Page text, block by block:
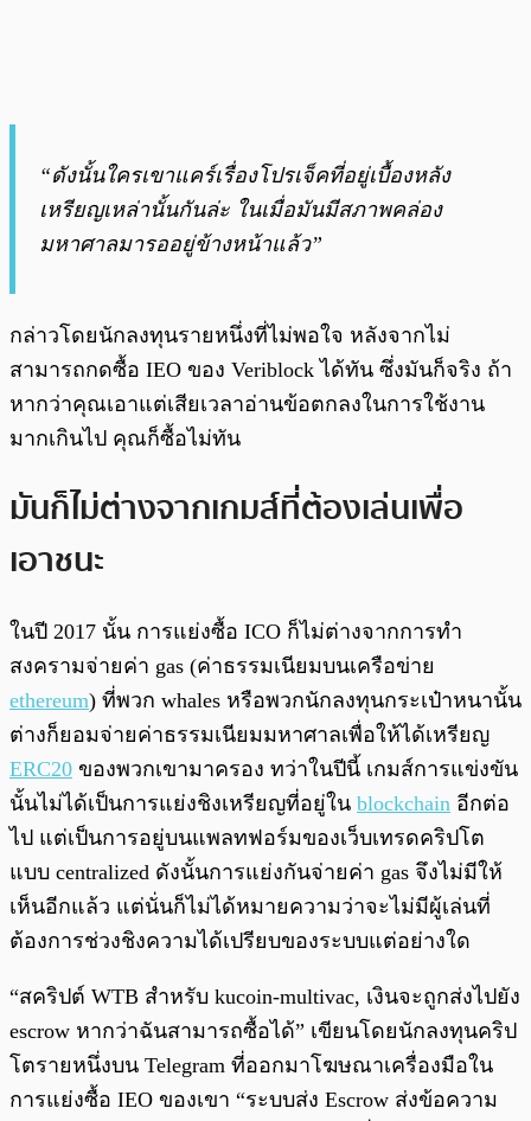
“ดังนั้นใครเขาแคร์เรื่องโปรเจ็คที่อยู่เบื้องหลัง
เหรียญเหล่านั้นกันล่ะ ในเมื่อมันมีสภาพคล่อง
มหาศาลมารออยู่ข้างหน้าแล้ว”
กล่าวโดยนักลงทุนรายหนึ่งที่ไม่พอใจ หลังจากไม่
สามารถกดซื้อ IEO ของ Veriblock ได้ทัน ซึ่งมันก็จริง ถ้า
หากว่าคุณเอาแต่เสียเวลาอ่านข้อตกลงในการใช้งาน
มากเกินไป คุณก็ซื้อไม่ทัน
มันก็ไม่ต่างจากเกมส์ที่ต้องเล่นเพื่อ
เอาชนะ
ในปี 2017 นั้น การแย่งซื้อ ICO ก็ไม่ต่างจากการทำ
สงครามจ่ายค่า gas (ค่าธรรมเนียมบนเครือข่าย
ethereum) ที่พวก whales หรือพวกนักลงทุนกระเป๋าหนานั้น
ต่างก็ยอมจ่ายค่าธรรมเนียมมหาศาลเพื่อให้ได้เหรียญ
ERC20 ของพวกเขามาครอง ทว่าในปีนี้ เกมส์การแข่งขัน
นั้นไม่ได้เป็นการแย่งชิงเหรียญที่อยู่ใน blockchain อีกต่อ
ไป แต่เป็นการอยู่บนแพลทฟอร์มของเว็บเทรดคริปโต
แบบ centralized ดังนั้นการแย่งกันจ่ายค่า gas จึงไม่มีให้
เห็นอีกแล้ว แต่นั่นก็ไม่ได้หมายความว่าจะไม่มีผู้เล่นที่
ต้องการช่วงชิงความได้เปรียบของระบบแต่อย่างใด
“สคริปต์ WTB สำหรับ kucoin-multivac, เงินจะถูกส่งไปยัง
escrow หากว่าฉันสามารถซื้อได้” เขียนโดยนักลงทุนคริป
โตรายหนึ่งบน Telegram ที่ออกมาโฆษณาเครื่องมือใน
การแย่งซื้อ IEO ของเขา “ระบบส่ง Escrow ส่งข้อความ